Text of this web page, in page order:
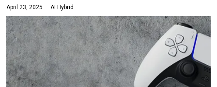
April 23, 2025 AI · Hybrid